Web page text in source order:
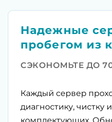
Надежные
пробегом из
СЭКОНОМЬТЕ ДО
Каждый сервер
диагностику, чистку